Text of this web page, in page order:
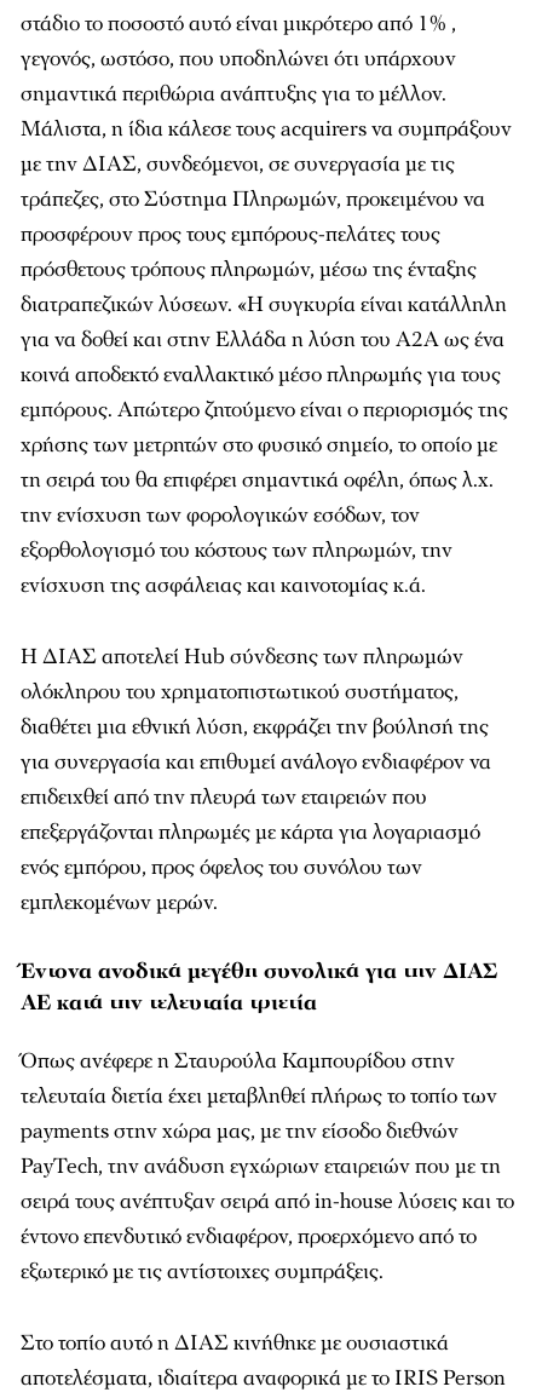
στάδιο το ποσοστό αυτό είναι μικρότερο από 1% ,
γεγονός, ωστόσο, που υποδηλώνει ότι υπάρχουν
σημαντικά περιθώρια ανάπτυξης για το μέλλον.
Μάλιστα, η ίδια κάλεσε τους acquirers να συμπράξουν
με την ΔΙΑΣ, συνδεόμενοι, σε συνεργασία με τις
τράπεζες, στο Σύστημα Πληρωμών, προκειμένου να
προσφέρουν προς τους εμπόρους-πελάτες τους
πρόσθετους τρόπους πληρωμών, μέσω της ένταξης
διατραπεζικών λύσεων. «Η συγκυρία είναι κατάλληλη
για να δοθεί και στην Ελλάδα η λύση του Α2Α ως ένα
κοινά αποδεκτό εναλλακτικό μέσο πληρωμής για τους
εμπόρους. Απώτερο ζητούμενο είναι ο περιορισμός της
χρήσης των μετρητών στο φυσικό σημείο, το οποίο με
τη σειρά του θα επιφέρει σημαντικά οφέλη, όπως λ.χ.
την ενίσχυση των φορολογικών εσόδων, τον
εξορθολογισμό του κόστους των πληρωμών, την
ενίσχυση της ασφάλειας και καινοτομίας κ.ά.
Η ΔΙΑΣ αποτελεί Hub σύνδεσης των πληρωμών
ολόκληρου του χρηματοπιστωτικού συστήματος,
διαθέτει μια εθνική λύση, εκφράζει την βούλησή της
για συνεργασία και επιθυμεί ανάλογο ενδιαφέρον να
επιδειχθεί από την πλευρά των εταιρειών που
επεξεργάζονται πληρωμές με κάρτα για λογαριασμό
ενός εμπόρου, προς όφελος του συνόλου των
εμπλεκομένων μερών.
Έντονα ανοδικά μεγέθη συνολικά για την ΔΙΑΣ
ΑΕ κατά την τελευταία τριετία
Όπως ανέφερε η Σταυρούλα Καμπουρίδου στην
τελευταία διετία έχει μεταβληθεί πλήρως το τοπίο των
payments στην χώρα μας, με την είσοδο διεθνών
PayTech, την ανάδυση εγχώριων εταιρειών που με τη
σειρά τους ανέπτυξαν σειρά από in-house λύσεις και το
έντονο επενδυτικό ενδιαφέρον, προερχόμενο από το
εξωτερικό με τις αντίστοιχες συμπράξεις.
Στο τοπίο αυτό η ΔΙΑΣ κινήθηκε με ουσιαστικά
αποτελέσματα, ιδιαίτερα αναφορικά με το IRIS Person